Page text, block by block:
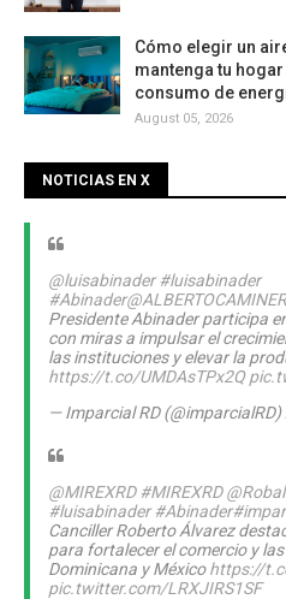
Cómo elegir un
mantenga tu
consumo de
August 05, 2026
NOTICIAS EN X
@luisabinader #luisabinader
#Abinader
Presidente Abinader participa
con miras a impulsar el
las instituciones y elevar la
https://t.co/UMDAsTPx2Q
— Imparcial RD (@imparcialRD)
@MIREXRD #MIREXRD
#luisabinader #Abinader
Canciller Roberto Álvarez
para fortalecer el comercio y
Dominicana y Méxicohttps://
pic.twitter.com/LRXJIRS1SF